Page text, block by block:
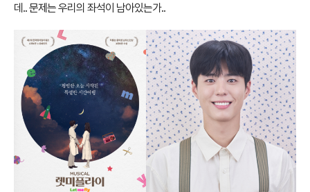
데.. 문제는 우리의 좌석이 남아있는가..